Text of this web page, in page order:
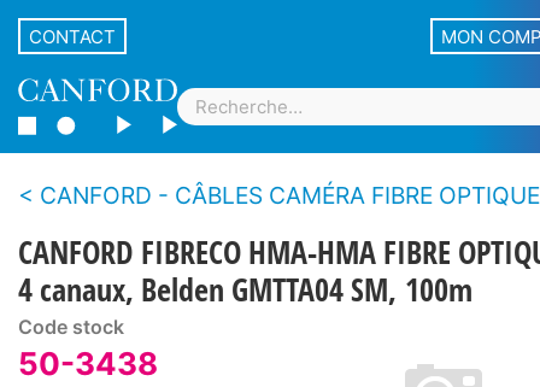
CONTACT MON
CANFORD - CÂBLES CAMÉRA FIBRE OPTIQUE HYBRIDES ÉPANOUIS - HMA - Connecteurs de panneau Fibreco et câble
CANFORD FIBRECO HMA-HMA FIBRE
4 canaux, Belden GMTTA04 SM, 100m
Code stock
50-3438